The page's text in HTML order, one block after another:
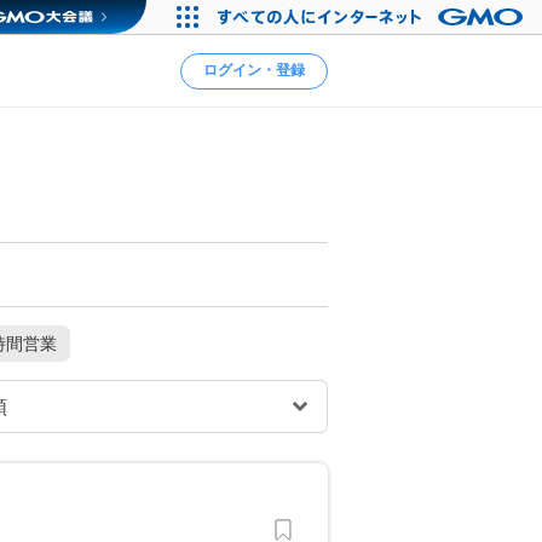
ログイン・登録
間営業